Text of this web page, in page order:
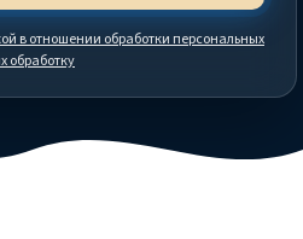
в отношении обработки персональных
обработку